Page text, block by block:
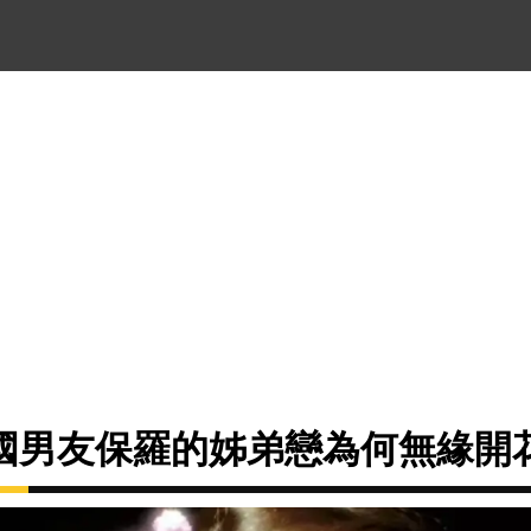
男友保羅的姊弟戀為何無緣開